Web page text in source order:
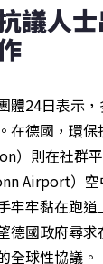
議人
體24日表示
在德國，環保
）則在社群
Airport）
牢牢黏在跑道
德國政府尋
全球性協議。